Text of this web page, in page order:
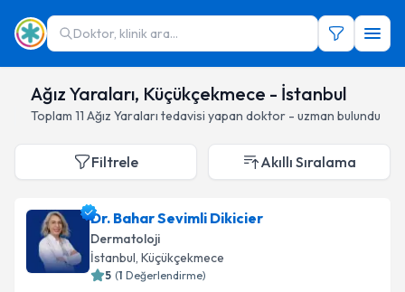
Doktor, klinik ara...
Ağız Yaraları, Küçükçekmece - İstanbul
Toplam 11 Ağız Yaraları tedavisi yapan doktor - uzman bulundu
Filtrele Akıllı Sıralama
Dr. Bahar Sevimli Dikicier
Dermatoloji
İstanbul, Küçükçekmece
5 (1 Değerlendirme)